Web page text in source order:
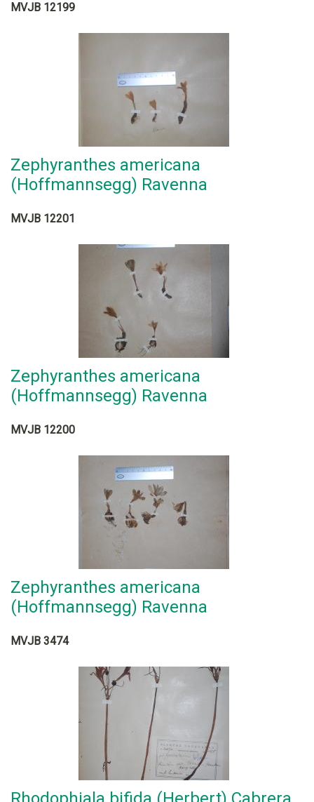
MVJB 12199
Zephyranthes americana
(Hoffmannsegg) Ravenna
MVJB 12201
Zephyranthes americana
(Hoffmannsegg) Ravenna
MVJB 12200
Zephyranthes americana
(Hoffmannsegg) Ravenna
MVJB 3474